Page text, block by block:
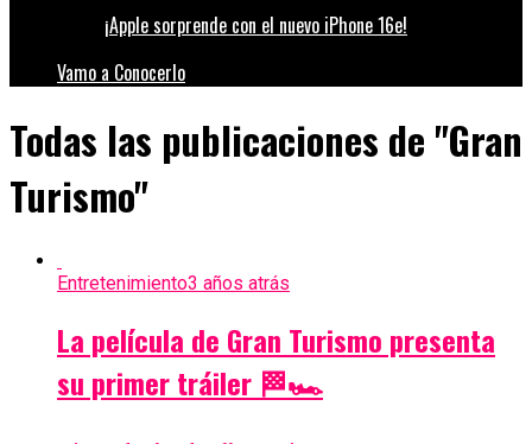
¡Apple sorprende con el nuevo iPhone 16e!
Vamo a Conocerlo
Todas las publicaciones de "Gran
Turismo"
Entretenimiento3 años atrás
La película de Gran Turismo presenta
su primer tráiler 🏁🏎️